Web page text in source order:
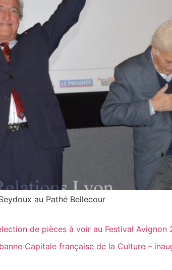
au Pathé Bellecour
de pièces à voir au Festival Avignon
Capitale française de la Culture –